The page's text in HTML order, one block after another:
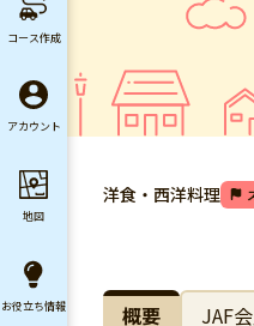
洋食・西洋料理
概要 JAF
コース作成
アカウント
地図
お役立ち情報